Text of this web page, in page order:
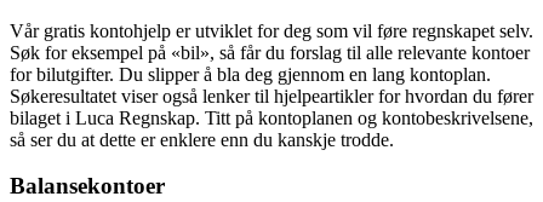
Vår gratis kontohjelp er utviklet for deg som vil føre regnskapet selv.
Søk for eksempel på «bil», så får du forslag til alle relevante kontoer
for bilutgifter. Du slipper å bla deg gjennom en lang kontoplan.
Søkeresultatet viser også lenker til hjelpeartikler for hvordan du fører
bilaget i Luca Regnskap. Titt på kontoplanen og kontobeskrivelsene,
så ser du at dette er enklere enn du kanskje trodde.
Balansekontoer